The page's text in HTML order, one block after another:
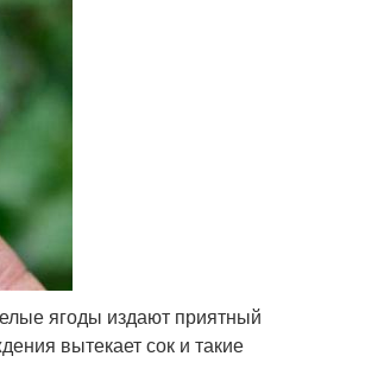
ягоды издают приятный
вытекает сок и такие